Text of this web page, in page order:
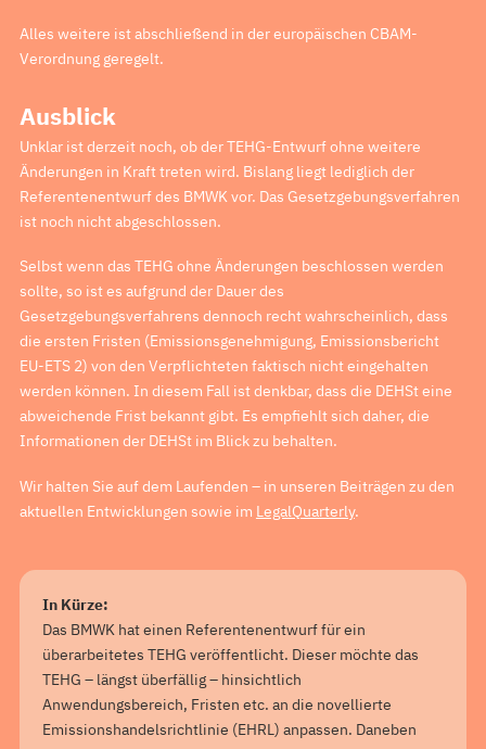
Alles weitere ist abschließend in der europäischen CBAM-
Verordnung geregelt.
Ausblick
Unklar ist derzeit noch, ob der TEHG-Entwurf ohne weitere
Änderungen in Kraft treten wird. Bislang liegt lediglich der
Referentenentwurf des BMWK vor. Das Gesetzgebungsverfahren
ist noch nicht abgeschlossen.
Selbst wenn das TEHG ohne Änderungen beschlossen werden
sollte, so ist es aufgrund der Dauer des
Gesetzgebungsverfahrens dennoch recht wahrscheinlich, dass
die ersten Fristen (Emissionsgenehmigung, Emissionsbericht
EU-ETS 2) von den Verpflichteten faktisch nicht eingehalten
werden können. In diesem Fall ist denkbar, dass die DEHSt eine
abweichende Frist bekannt gibt. Es empfiehlt sich daher, die
Informationen der DEHSt im Blick zu behalten.
Wir halten Sie auf dem Laufenden – in unseren Beiträgen zu den
aktuellen Entwicklungen sowie im LegalQuarterly.
In Kürze:
Das BMWK hat einen Referentenentwurf für ein
überarbeitetes TEHG veröffentlicht. Dieser möchte das
TEHG – längst überfällig – hinsichtlich
Anwendungsbereich, Fristen etc. an die novellierte
Emissionshandelsrichtlinie (EHRL) anpassen. Daneben